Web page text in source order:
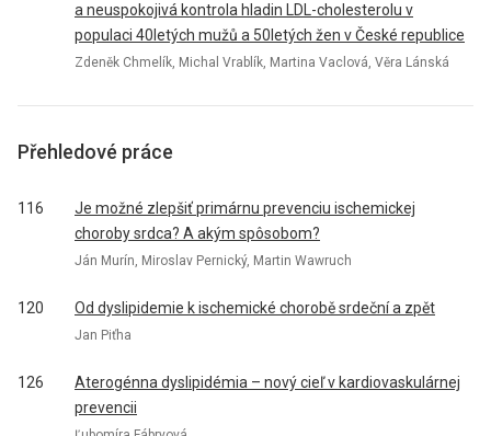
a neuspokojivá kontrola hladin LDL-cholesterolu v
populaci 40letých mužů a 50letých žen v České republice
Zdeněk Chmelík, Michal Vrablík, Martina Vaclová, Věra Lánská
Přehledové práce
116
Je možné zlepšiť primárnu prevenciu ischemickej
choroby srdca? A akým spôsobom?
Ján Murín, Miroslav Pernický, Martin Wawruch
120 Od dyslipidemie k ischemické chorobě srdeční a zpět
Jan Piťha
126
Aterogénna dyslipidémia – nový cieľ v kardiovaskulárnej
prevencii